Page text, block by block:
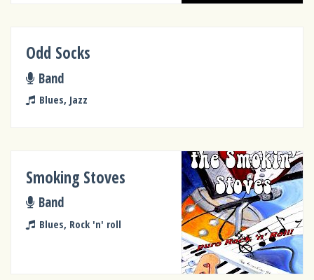
Odd Socks
Band
Blues, Jazz
Smoking Stoves
Band
Blues, Rock 'n' roll